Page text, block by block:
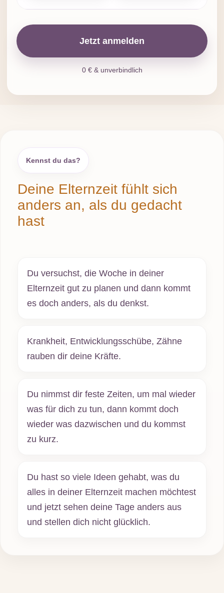
Jetzt anmelden
0 € & unverbindlich
Kennst du das?
Deine Elternzeit fühlt sich
anders an, als du gedacht
hast
Du versuchst, die Woche in deiner
Elternzeit gut zu planen und dann kommt
es doch anders, als du denkst.
Krankheit, Entwicklungsschübe, Zähne
rauben dir deine Kräfte.
Du nimmst dir feste Zeiten, um mal wieder
was für dich zu tun, dann kommt doch
wieder was dazwischen und du kommst
zu kurz.
Du hast so viele Ideen gehabt, was du
alles in deiner Elternzeit machen möchtest
und jetzt sehen deine Tage anders aus
und stellen dich nicht glücklich.